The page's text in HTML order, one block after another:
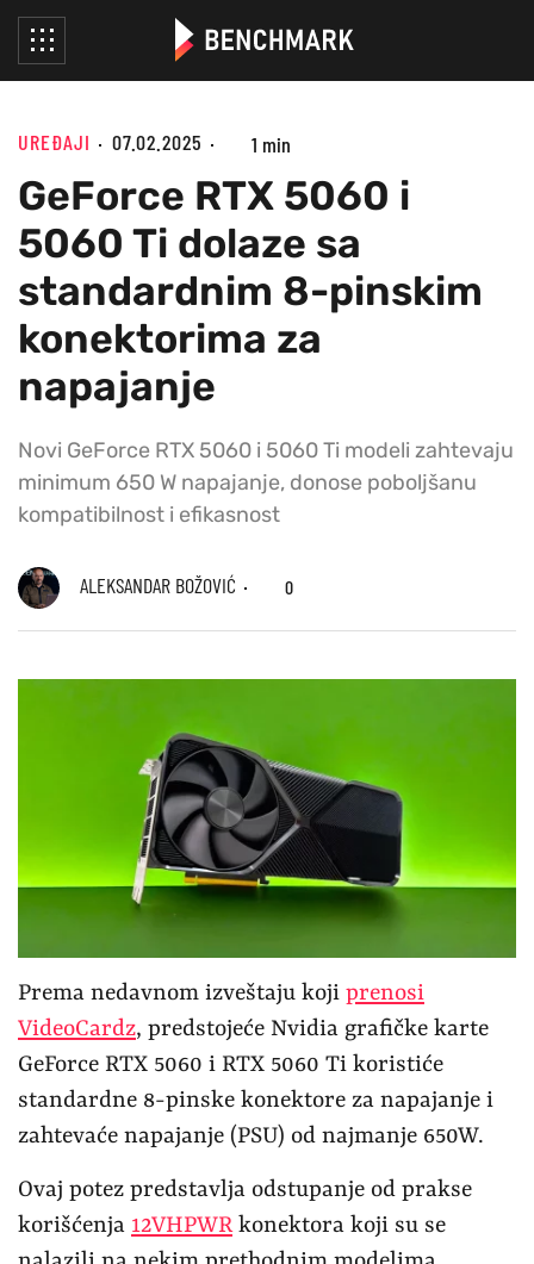
UREĐAJI 07.02.2025 1 min
GeForce RTX 5060 i
5060 Ti dolaze sa
standardnim 8-pinskim
konektorima za
napajanje
Novi GeForce RTX 5060 i 5060 Ti modeli zahtevaju
minimum 650 W napajanje, donose poboljšanu
kompatibilnost i efikasnost
ALEKSANDAR BOŽOVIĆ 0
Prema nedavnom izveštaju koji prenosi
VideoCardz, predstojeće Nvidia grafičke karte
GeForce RTX 5060 i RTX 5060 Ti koristiće
standardne 8-pinske konektore za napajanje i
zahtevaće napajanje (PSU) od najmanje 650W.
Ovaj potez predstavlja odstupanje od prakse
korišćenja 12VHPWRkonektora koji su se